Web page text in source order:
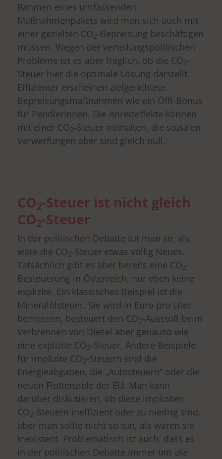
Rahmen eines umfassenden
Maßnahmenpakets wird man sich auch mit
einer gezielten CO2-Bepreisung beschäftigen
müssen. Wegen der verteilungspolitischen
Probleme ist es aber fraglich, ob die CO2-
Steuer hier die optimale Lösung darstellt.
Effizienter erscheinen zielgerichtete
Bepreisungsmaßnahmen wie ein Öffi-Bonus
für PendlerInnen. Die Anreizeffekte können
mit einer CO2-Steuer mithalten, die sozialen
Verwerfungen aber sind gleich null.
CO2-Steuer ist nicht gleich
CO2-Steuer
In der politischen Debatte tut man so, als
wäre die CO2-Steuer etwas völlig Neues.
Tatsächlich gibt es aber bereits eine CO2-
Besteuerung in Österreich, nur eben keine
explizite. Ein klassisches Beispiel ist die
Mineralölsteuer. Sie wird in Euro pro Liter
bemessen, besteuert den CO2-Ausstoß beim
Verbrennen von Diesel aber genauso wie
eine explizite CO2-Steuer. Andere Beispiele
für implizite CO2-Steuern sind die
Energieabgaben, die „Autosteuern“ oder die
neuen Flottenziele der EU. Man kann
darüber diskutieren, ob diese impliziten
CO2-Steuern ineffizient oder zu niedrig sind,
aber man sollte nicht so tun, als wären sie
inexistent. Problematisch ist auch, dass es
in der politischen Debatte immer um die